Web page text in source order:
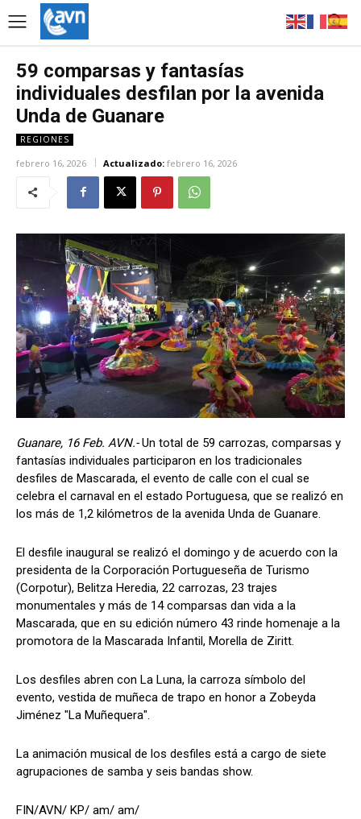
59 comparsas y fantasías
individuales desfilan por la avenida
Unda de Guanare
REGIONES
febrero 16, 2026 Actualizado: febrero 16, 2026
Guanare, 16 Feb. AVN.-Un total de 59 carrozas, comparsas y
fantasías individuales participaron en los tradicionales
desfiles de Mascarada, el evento de calle con el cual se
celebra el carnaval en el estado Portuguesa, que se realizó en
los más de 1,2 kilómetros de la avenida Unda de Guanare.
El desfile inaugural se realizó el domingo y de acuerdo con la
presidenta de la Corporación Portugueseña de Turismo
(Corpotur), Belitza Heredia, 22 carrozas, 23 trajes
monumentales y más de 14 comparsas dan vida a la
Mascarada, que en su edición número 43 rinde homenaje a la
promotora de la Mascarada Infantil, Morella de Ziritt.
Los desfiles abren con La Luna, la carroza símbolo del
evento, vestida de muñeca de trapo en honor a Zobeyda
Jiménez "La Muñequera".
La animación musical de los desfiles está a cargo de siete
agrupaciones de samba y seis bandas show.
FIN/AVN/ KP/ am/ am/